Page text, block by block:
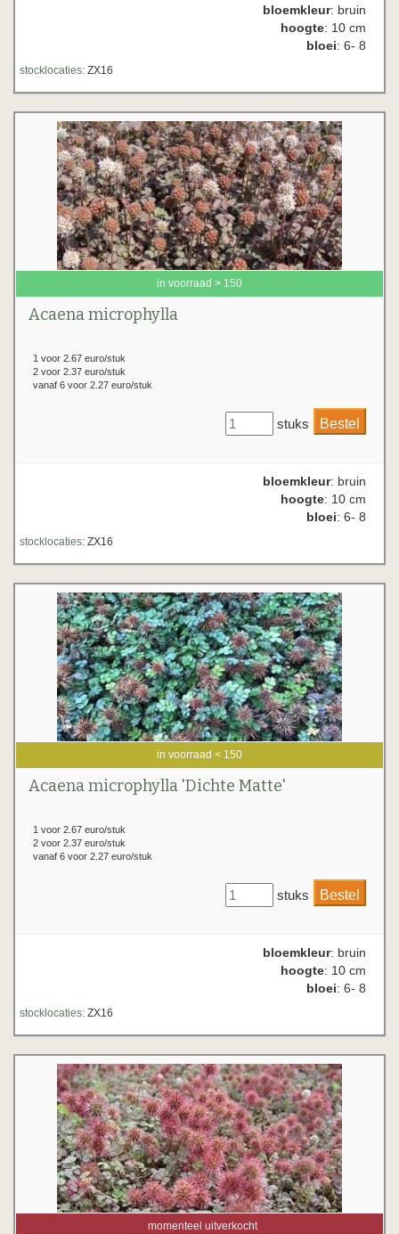
bloemkleur: bruin
hoogte: 10 cm
bloei: 6- 8
stocklocaties: ZX16
in voorraad > 150
Acaena microphylla
1 voor 2.67 euro/stuk
2 voor 2.37 euro/stuk
vanaf 6 voor 2.27 euro/stuk
stuks
bloemkleur: bruin
hoogte: 10 cm
bloei: 6- 8
stocklocaties: ZX16
in voorraad < 150
Acaena microphylla 'Dichte Matte'
1 voor 2.67 euro/stuk
2 voor 2.37 euro/stuk
vanaf 6 voor 2.27 euro/stuk
stuks
bloemkleur: bruin
hoogte: 10 cm
bloei: 6- 8
stocklocaties: ZX16
momenteel uitverkocht